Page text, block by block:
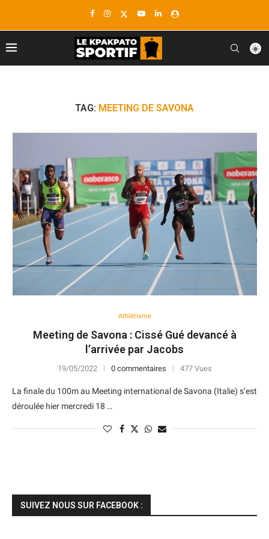
TAG: MEETING DE SAVONA
Athlétisme
Meeting de Savona : Cissé Gué devancé à
l’arrivée par Jacobs
19/05/2022 0 commentaires 477 Vues
La finale du 100m au Meeting international de Savona (Italie) s’est
déroulée hier mercredi 18 …
SUIVEZ NOUS SUR FACEBOOK :